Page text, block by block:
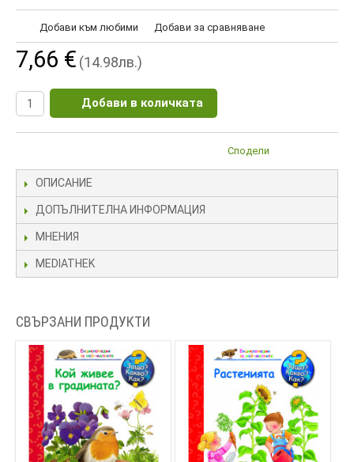
Добави към любими Добави за сравняване
7,66 € (14.98лв.)
Добави в количката
Сподели
ОПИСАНИЕ
ДОПЪЛНИТЕЛНА ИНФОРМАЦИЯ
МНЕНИЯ
MEDIATHEK
СВЪРЗАНИ ПРОДУКТИ